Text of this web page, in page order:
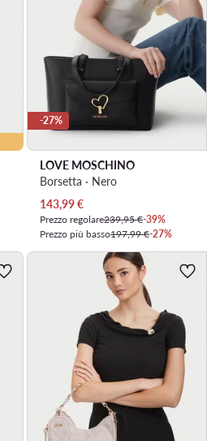
-27%
LOVE MOSCHINO
Borsetta · Nero
Prezzo attuale
143,99€
Prezzo regolare239,95 €-39%
Prezzo più basso197,99 €-27%